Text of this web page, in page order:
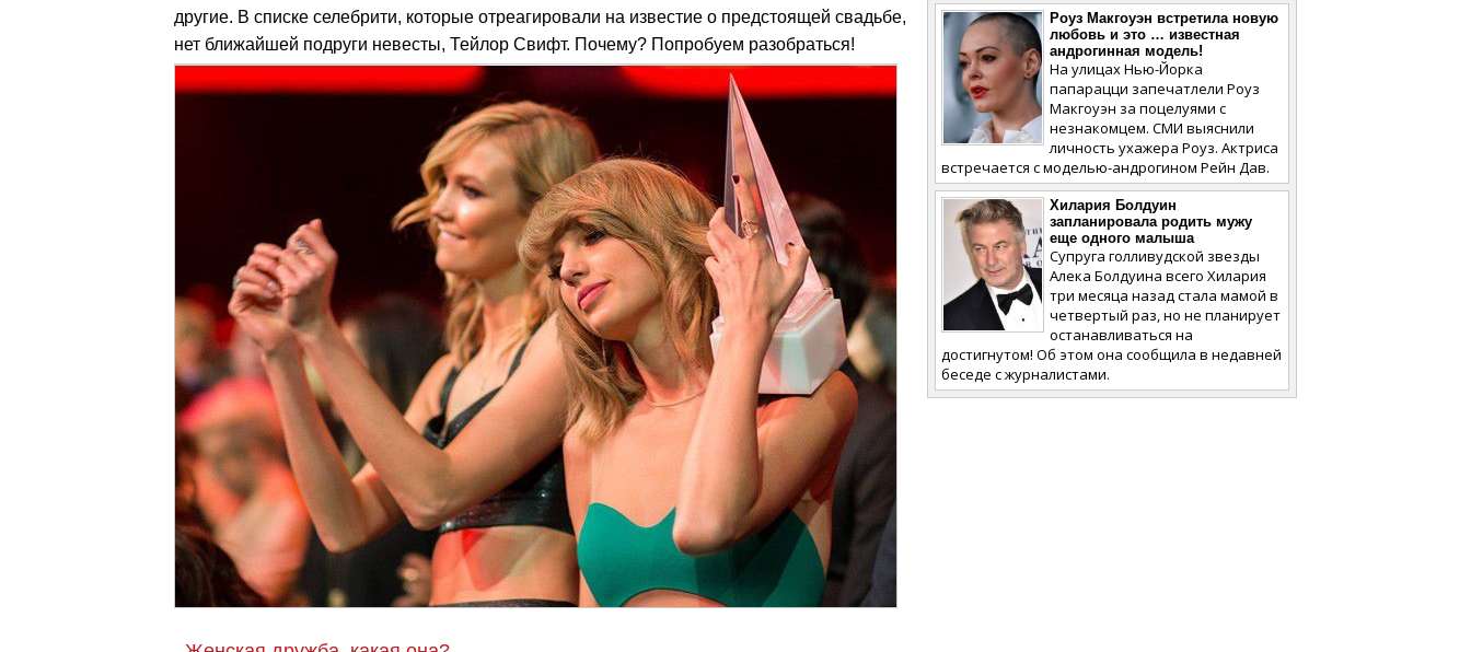
другие. В списке селебрити, которые отреагировали на известие о предстоящей свадьбе,
нет ближайшей подруги невесты, Тейлор Свифт. Почему? Попробуем разобраться!
Роуз Макгоуэн встретила новую
любовь и это … известная
андрогинная модель!
На улицах Нью-Йорка
папарацци запечатлели Роуз
Макгоуэн за поцелуями с
незнакомцем. СМИ выяснили
личность ухажера Роуз. Актриса
встречается с моделью-андрогином Рейн Дав.
Хилария Болдуин
запланировала родить мужу
еще одного малыша
Супруга голливудской звезды
Алека Болдуина всего Хилария
три месяца назад стала мамой в
четвертый раз, но не планирует
останавливаться на
достигнутом! Об этом она сообщила в недавней
беседе с журналистами.